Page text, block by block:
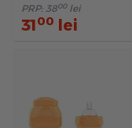
PRP: 3800 lei
3100 lei